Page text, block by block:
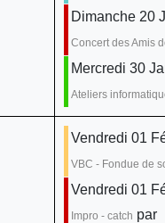
Dimanche 20
Concert des Amis
Mercredi 30
Ateliers
Vendredi 01
VBC - Fondue de
Vendredi 01
Impro - catch par